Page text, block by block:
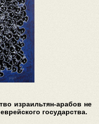
израильтян-арабов не
государства.